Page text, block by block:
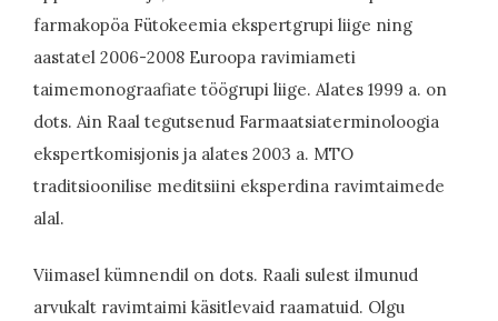
farmakopöa Fütokeemia ekspertgrupi liige ning
aastatel 2006-2008 Euroopa ravimiameti
taimemonograafiate töögrupi liige. Alates 1999 a. on
dots. Ain Raal tegutsenud Farmaatsiaterminoloogia
ekspertkomisjonis ja alates 2003 a. MTO
traditsioonilise meditsiini eksperdina ravimtaimede
alal.
Viimasel kümnendil on dots. Raali sulest ilmunud
arvukalt ravimtaimi käsitlevaid raamatuid. Olgu